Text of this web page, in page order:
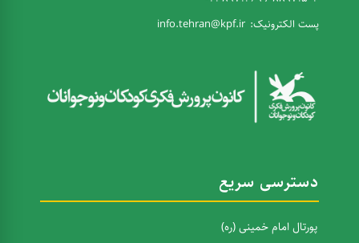
پست الکترونیک: info.tehran@kpf.ir
دسترسی سریع
پورتال امام خمینی (ره)